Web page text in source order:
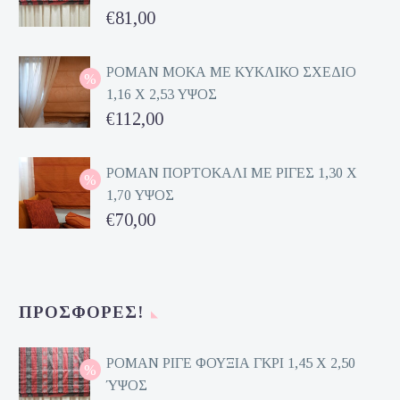
Original
was:
€162,00.
€81,00
τρέχουσα
τιμή
είναι:
ΡΟΜΑΝ ΜΟΚΑ ΜΕ ΚΥΚΛΙΚΟ ΣΧΕΔΙΟ
1,16 Χ 2,53 ΥΨΟΣ
Original
was:
€224,00.
€112,00
τρέχουσα
τιμή
είναι:
ΡΟΜΑΝ ΠΟΡΤΟΚΑΛΙ ΜΕ ΡΙΓΕΣ 1,30 Χ
1,70 ΥΨΟΣ
Original
€70,00
ΠΡΟΣΦΟΡΈΣ!
ΡΟΜΑΝ ΡΙΓΕ ΦΟΥΞΙΑ ΓΚΡΙ 1,45 Χ 2,50
ΎΨΟΣ